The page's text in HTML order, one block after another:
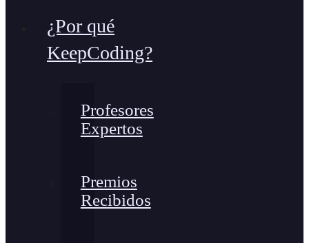
¿Por qué
KeepCoding?
Profesores
Expertos
Premios
Recibidos